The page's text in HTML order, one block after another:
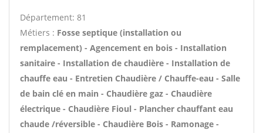
Département: 81
Métiers : Fosse septique (installation ou
remplacement) - Agencement en bois - Installation
sanitaire - Installation de chaudière - Installation de
chauffe eau - Entretien Chaudière / Chauffe-eau - Salle
de bain clé en main - Chaudière gaz - Chaudière
électrique - Chaudière Fioul - Plancher chauffant eau
chaude /réversible - Chaudière Bois - Ramonage -